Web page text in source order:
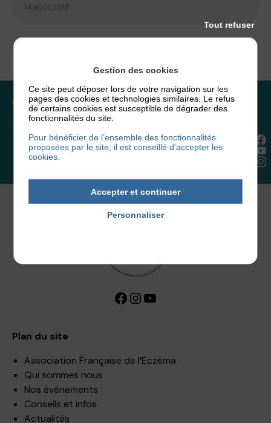
14 août 2018
Vous souhaitez rejoindre
l’association ou faire un don ?
NOUS REJOINDRE
Facebook InstagramYouTube
Plan du site
Association Française de l’Eczéma
Qui sommes nous
Nos événements
Conseils et infos
Actualités
Gestion des cookies
Ce site peut déposer lors de votre navigation sur les
pages des cookies et technologies similaires. Le refus
de certains cookies est susceptible de dégrader des
fonctionnalités du site.
Pour bénéficier de l’ensemble des fonctionnalités
proposées par le site, il est conseillé d'accepter les
cookies.
Accepter et continuer
Tout refuser
Personnaliser